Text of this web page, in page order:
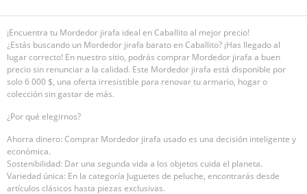
¡Encuentra tu Mordedor jirafa ideal en Caballito al mejor precio!
¿Estás buscando un Mordedor jirafa barato en Caballito? ¡Has llegado al
lugar correcto! En nuestro sitio, podrás comprar Mordedor jirafa a buen
precio sin renunciar a la calidad. Este Mordedor jirafa está disponible por
solo 6 000 $, una oferta irresistible para renovar tu armario, hogar o
colección sin gastar de más.
¿Por qué elegirnos?
Ahorra dinero: Comprar Mordedor jirafa usado es una decisión inteligente y
económica.
Sostenibilidad: Dar una segunda vida a los objetos cuida el planeta.
Variedad única: En la categoría Juguetes de peluche, encontrarás desde
artículos clásicos hasta piezas exclusivas.